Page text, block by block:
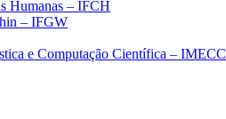
Humanas – IFCH
– IFGW
e Computação Científica – IMECC